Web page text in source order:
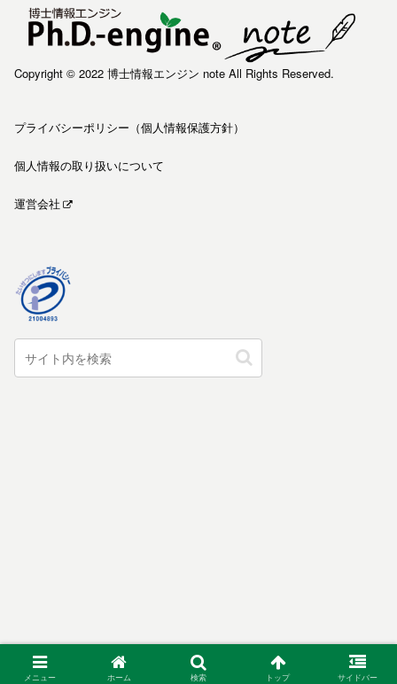
Copyright © 2022 博士情報エンジン note All Rights Reserved.
プライバシーポリシー（個人情報保護方針）
個人情報の取り扱いについて
運営会社
メニュー ホーム 検索 トップ サイドバー